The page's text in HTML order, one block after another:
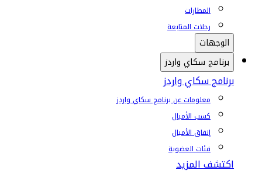
المطارات
رحلات المتابعة
الوجهات
برنامج سكاي واردز
برنامج سكاي واردز
معلومات عن برنامج سكاي واردز
كسب الأميال
إنفاق الأميال
فئات العضوية
اكتشف المزيد